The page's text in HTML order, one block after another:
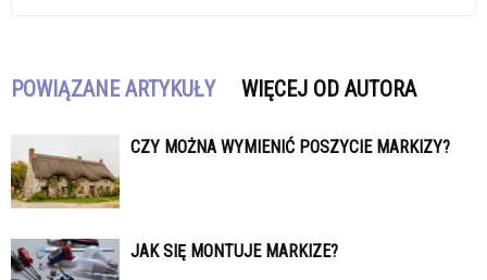
POWIĄZANE ARTYKUŁY WIĘCEJ OD AUTORA
CZY MOŻNA WYMIENIĆ POSZYCIE MARKIZY?
JAK SIĘ MONTUJE MARKIZE?